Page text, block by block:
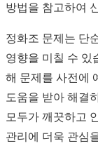
방법을 참고하여
정화조 문제는 단
영향을 미칠 수 있
해 문제를 사전에
도움을 받아 해결
모두가 깨끗하고
관리에 더욱 관심